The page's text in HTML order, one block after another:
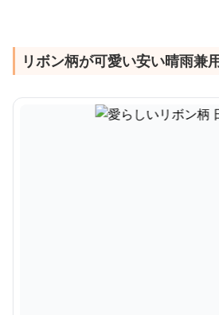
リボン柄が可愛い安い晴雨兼